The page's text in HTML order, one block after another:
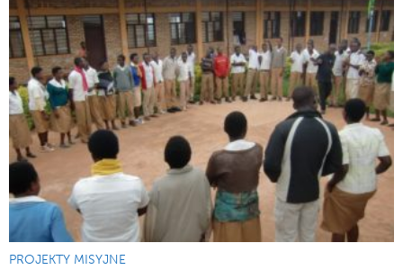
PROJEKTY MISYJNE